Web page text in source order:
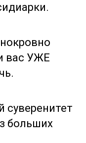
вас УЖЕ
суверенитет
больших